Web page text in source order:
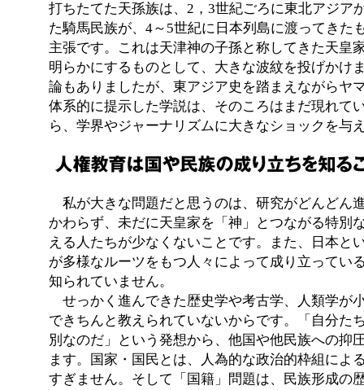
打ちたてた天孫族は、2，3世紀ごろに東北アジア
た騎馬民族が、4～5世紀に日本列島に渡ってきた
主張です。これは天津神の子孫と称してきた天皇
明らかにするものとして、大きな波紋を投げかけ
論もありましたが、東アジア史を踏まえながらヤ
体系的に提示した学説は、そのころはまだ現れて
ら、学界やジャーナリズムに大きなショックを与
私が大きな問題だと思うのは、研究がどんどん
かわらず、未だに天皇家を「神」とつながる特別
える人たちが少なくないことです。また、日本と
が多様なルーツをもつ人々によって成り立ってい
知られていません。
せっかく進んできた歴史学や考古学、人類学が
できちんと教えられていないからです。「自分た
別なのだ」という発想から、他国や他民族への抑
ます。国家・国民とは、人為的な政治的枠組によ
すぎません。そして「国籍」問題は、民族形成の